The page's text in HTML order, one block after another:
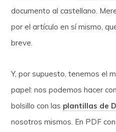
documento al castellano.
por el artículo en sí mismo,
breve.
Y, por supuesto, tenemos el
papel: nos podemos hacer
bolsillo con las plantillas de
nosotros mismos. En PDF